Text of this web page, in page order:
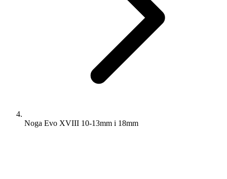
Noga Evo XVIII 10-13mm i 18mm